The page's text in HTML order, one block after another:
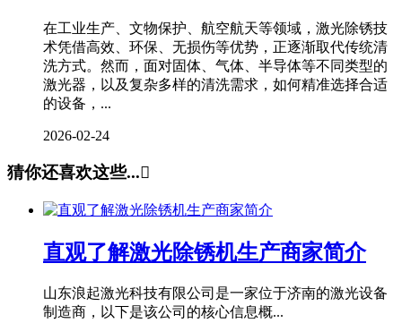
在工业生产、文物保护、航空航天等领域，激光除锈技
术凭借高效、环保、无损伤等优势，正逐渐取代传统清
洗方式。然而，面对固体、气体、半导体等不同类型的
激光器，以及复杂多样的清洗需求，如何精准选择合适
的设备，...
2026-02-24
猜你还喜欢这些...
直观了解激光除锈机生产商家简介
山东浪起激光科技有限公司是一家位于济南的激光设备
制造商，以下是该公司的核心信息概...